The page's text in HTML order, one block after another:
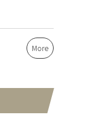
More